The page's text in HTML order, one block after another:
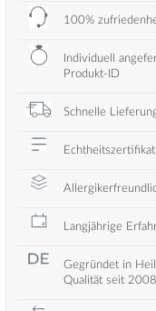
100%
Individuell
Produkt-ID
Schnelle
Langjährige
Gegründet in
Qualität seit 2008